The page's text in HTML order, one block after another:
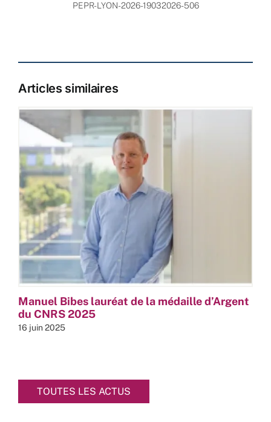
PEPR-LYON-2026-19032026-506
Articles similaires
Manuel Bibes lauréat de la médaille d’Argent
du CNRS 2025
16 juin 2025
TOUTES LES ACTUS